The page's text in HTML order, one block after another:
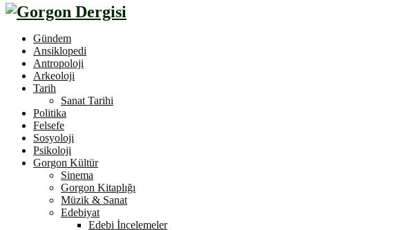
Gündem
Ansiklopedi
Antropoloji
Arkeoloji
Tarih
Sanat Tarihi
Politika
Felsefe
Sosyoloji
Psikoloji
Gorgon Kültür
Sinema
Gorgon Kitaplığı
Müzik & Sanat
Edebiyat
Edebi İncelemeler